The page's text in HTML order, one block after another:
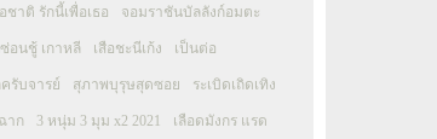
ชาติ รักนี้เพื่อเธอ จอมราชันบัลลังก์อมตะ
อนชู้ เกาหลี เสือชะนีเก้ง เป็นต่อ
รับจารย์ สุภาพบุรุษสุดซอย ระเบิดเถิดเทิง
าก 3 หนุ่ม 3 มุม x2 2021 เลือดมังกร แรด